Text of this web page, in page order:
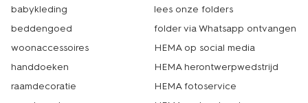
babykleding
beddengoed
woonaccessoires
handdoeken
raamdecoratie
lees onze folders
folder via Whatsapp ontvangen
HEMA op social media
HEMA herontwerpwedstrijd
HEMA fotoservice